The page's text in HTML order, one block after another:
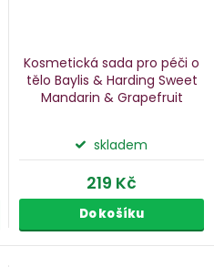
Kosmetická sada pro péči o
tělo Baylis & Harding Sweet
Mandarin & Grapefruit
skladem
219 Kč
Do košíku